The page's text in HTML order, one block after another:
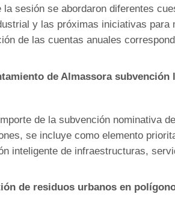
la sesión se abordaron diferentes
y las próximas iniciativas para
de las cuentas anuales
de Almassora
de la subvención nominativa
se incluye como elemento
inteligente de infraestructuras,
de residuos urbanos en